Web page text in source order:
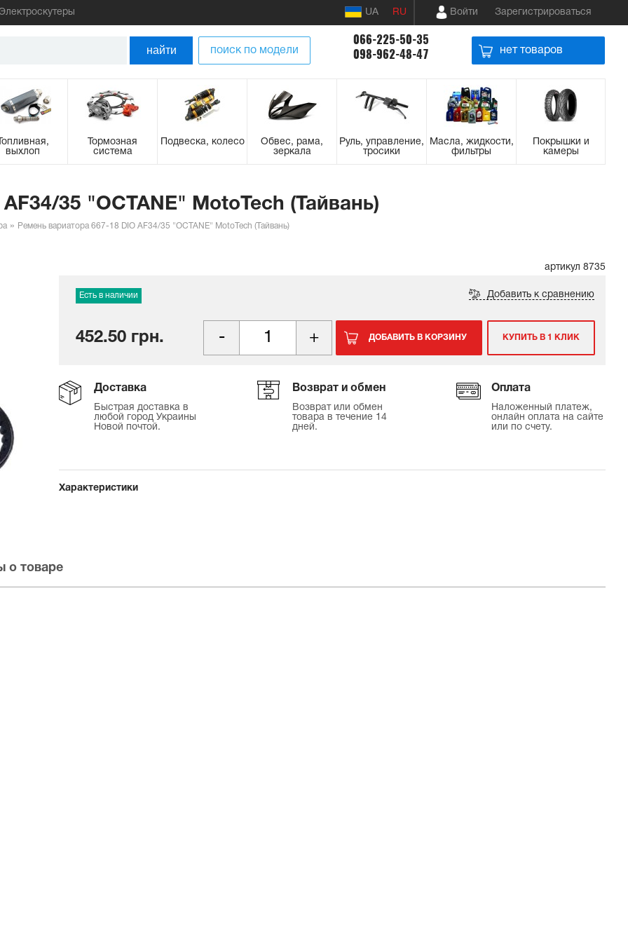
Электроскутеры UA RU Войти Зарегистрироваться
найти поиск по модели
066-225-50-35
098-962-48-47
нет товаров
выхлоп
Тормозная
система
Подвеска, колесо
Обвес, рама,
зеркала
Руль, управление,
тросики
Масла, жидкости,
фильтры
Покрышки и
камеры
35 "OCTANE" MotoTech (Тайвань)
Ремень вариатора 667-18 DIO AF34/35 "OCTANE" MotoTech (Тайвань)
артикул 8735
Есть в наличии Добавить к сравнению
452.50 грн. ДОБАВИТЬ В КОРЗИНУ КУПИТЬ В 1 КЛИК
Доставка
Быстрая доставка в
любой город Украины
Новой почтой.
Возврат и обмен
Возврат или обмен
товара в течение 14
дней.
Оплата
Наложенный платеж,
онлайн оплата на сайте
или по счету.
Характеристики
о товаре